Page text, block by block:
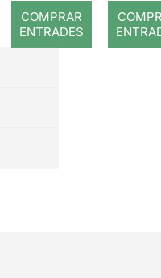
COMPRAR
ENTRADES